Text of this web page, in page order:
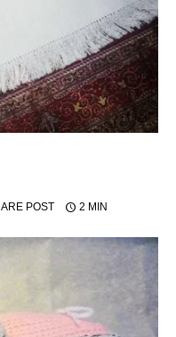
POST 2 MIN